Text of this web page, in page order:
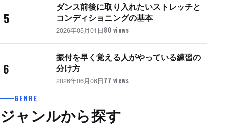
5
ダンス前後に取り入れたいストレッチと
コンディショニングの基本
2026年05月01日80 views
6
振付を早く覚える人がやっている練習の
分け方
2026年06月06日77 views
GENRE
ジャンルから探す